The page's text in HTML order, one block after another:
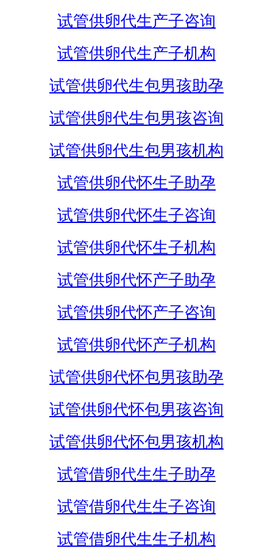
试管供卵代生产子咨询
试管供卵代生产子机构
试管供卵代生包男孩助孕
试管供卵代生包男孩咨询
试管供卵代生包男孩机构
试管供卵代怀生子助孕
试管供卵代怀生子咨询
试管供卵代怀生子机构
试管供卵代怀产子助孕
试管供卵代怀产子咨询
试管供卵代怀产子机构
试管供卵代怀包男孩助孕
试管供卵代怀包男孩咨询
试管供卵代怀包男孩机构
试管借卵代生生子助孕
试管借卵代生生子咨询
试管借卵代生生子机构